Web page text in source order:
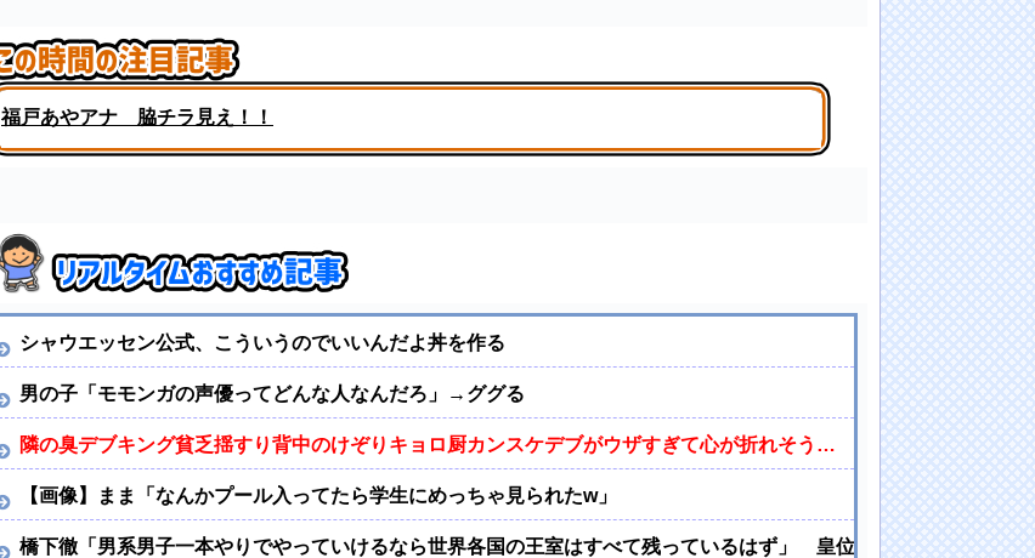
福戸あやアナ 脇チラ見え！！
シャウエッセン公式、こういうのでいいんだよ丼を作る
男の子「モモンガの声優ってどんな人なんだろ」→ググる
隣の臭デブキング貧乏揺すり背中のけぞりキョロ厨カンスケデブがウザすぎて心が折れそう…
【画像】まま「なんかプール入ってたら学生にめっちゃ見られたw」
橋下徹「男系男子一本やりでやっていけるなら世界各国の王室はすべて残っているはず」 皇位継承のあり方に